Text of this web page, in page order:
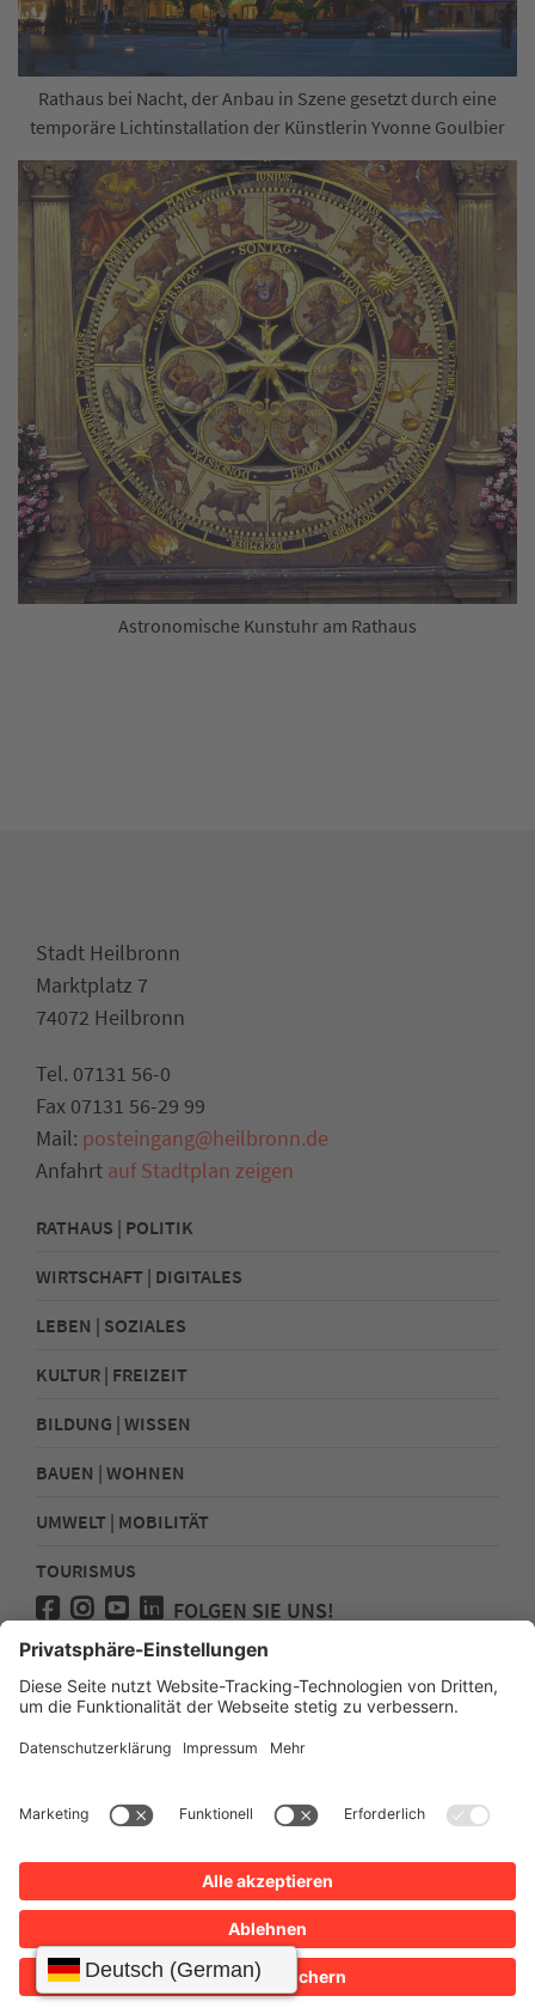
Rathaus bei Nacht, der Anbau in Szene gesetzt durch eine
temporäre Lichtinstallation der Künstlerin Yvonne Goulbier
Astronomische Kunstuhr am Rathaus
Stadt Heilbronn
Marktplatz 7
74072 Heilbronn
Tel. 07131 56-0
Fax 07131 56-29 99
Mail: posteingang@heilbronn.de
Anfahrt auf Stadtplan zeigen
RATHAUS | POLITIK
WIRTSCHAFT | DIGITALES
LEBEN | SOZIALES
KULTUR | FREIZEIT
BILDUNG | WISSEN
BAUEN | WOHNEN
UMWELT | MOBILITÄT
TOURISMUS
FOLGEN SIE UNS!
Presse
Kontakt
Impressum
Sitemap